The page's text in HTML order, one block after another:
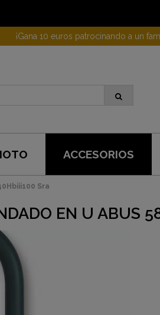
¡Gana 10 euros patrocinando a un
ACCESORIOS
Sra
EN U ABUS